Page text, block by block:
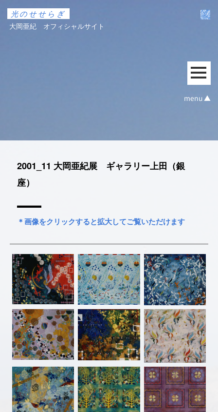
光のせせらぎ
大岡亜紀 オフィシャルサイト
menu ▲
2001_11 大岡亜紀展 ギャラリー上田（銀
座）
＊画像をクリックすると拡大してご覧いただけます